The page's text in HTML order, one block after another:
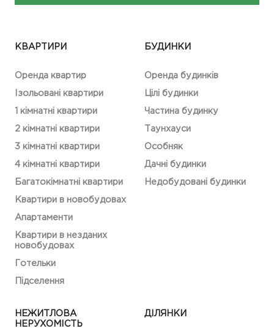
КВАРТИРИ
Оренда квартир
Ізольовані квартири
1 кімнатні квартири
2 кімнатні квартири
3 кімнатні квартири
4 кімнатні квартири
Багатокімнатні квартири
Квартири в новобудовах
Апартаменти
Квартири в незданих
новобудовах
Готельки
Підселення
БУДИНКИ
Оренда будинків
Цілі будинки
Частина будинку
Таунхауси
Особняк
Дачні будинки
Недобудовані будинки
НЕЖИТЛОВА
НЕРУХОМІСТЬ
ДІЛЯНКИ